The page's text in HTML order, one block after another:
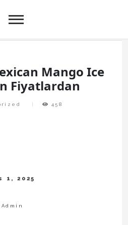
Mango Ice
Fiyatlardan
458